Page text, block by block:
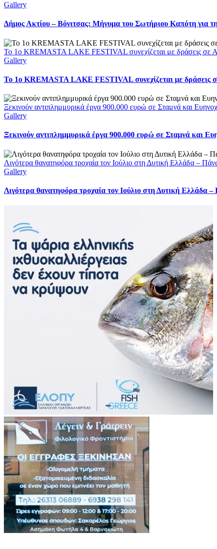
Gallery
Δήμος Ακτίου – Βόνιτσας: Μήνυμα του Σωτήριου Καπότη για
Το 1ο KREMASTA LAKE FESTIVAL συνεχίζεται με δράσεις σε
Gallery
Το 1ο KREMASTA LAKE FESTIVAL συνεχίζεται με δράσεις
Ξεκινούν αντιπλημμυρικά έργα 900.000 ευρώ σε Σταμνά και
Gallery
Ξεκινούν αντιπλημμυρικά έργα 900.000 ευρώ σε Σταμνά και
Λιγότερα θανατηφόρα τροχαία τον Ιούλιο στη Δυτική Ελλάδα –
Gallery
Λιγότερα θανατηφόρα τροχαία τον Ιούλιο στη Δυτική Ελλάδα